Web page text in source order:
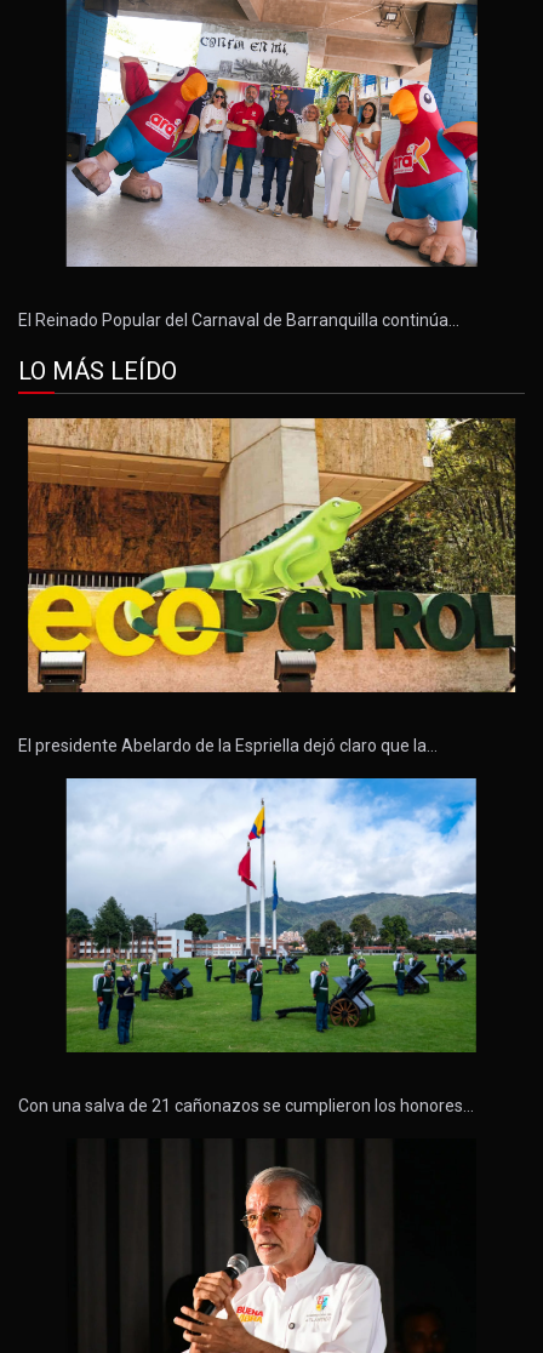
El Reinado Popular del Carnaval de Barranquilla continúa…
LO MÁS LEÍDO
El presidente Abelardo de la Espriella dejó claro que la…
Con una salva de 21 cañonazos se cumplieron los honores…